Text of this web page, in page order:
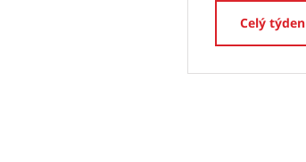
Celý týden